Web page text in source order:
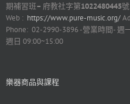
期補習班– 府教社字第1022480445
Web : https://www.pure-music.org/
Phone: 02-2990-3896 -營業時間- 週
週日 09:00~15:00
樂器商品與課程